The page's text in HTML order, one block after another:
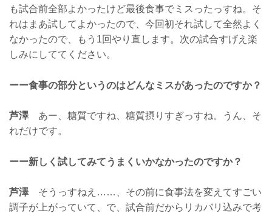
も試合前全部よかったけど最後食事でミスったっすね。そ
れはまあ試してよかったので、今回初それ試して全然よく
なかったので、もう1回やり直します。次の試合すげえ楽
しみにしててください。
ーー食事の部分というのはどんなミスがあったのですか？
芦澤あー、糖質ですね、糖質摂りすぎっすね。うん、そ
れだけです。
ーー新しく試してみてうまくいかなかったのですか？
芦澤そうっすねえ……、その前に食事法を変えてすごい
調子が上がっていて、で、試合前だからリカバリ込みで考